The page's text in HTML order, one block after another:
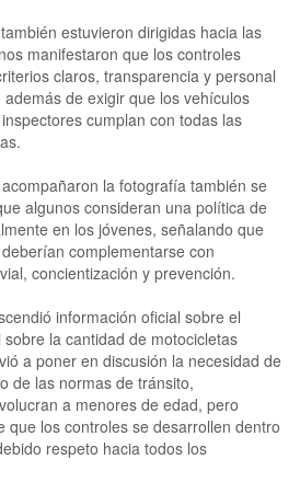
estuvieron dirigidas hacia las
manifestaron que los controles
claros, transparencia y personal
de exigir que los vehículos
cumplan con todas las
la fotografía también se
algunos consideran una política de
en los jóvenes, señalando que
complementarse con
concientización y prevención.
información oficial sobre el
la cantidad de motocicletas
a poner en discusión la necesidad de
de las normas de tránsito,
a menores de edad, pero
que los controles se desarrollen dentro
respeto hacia todos los